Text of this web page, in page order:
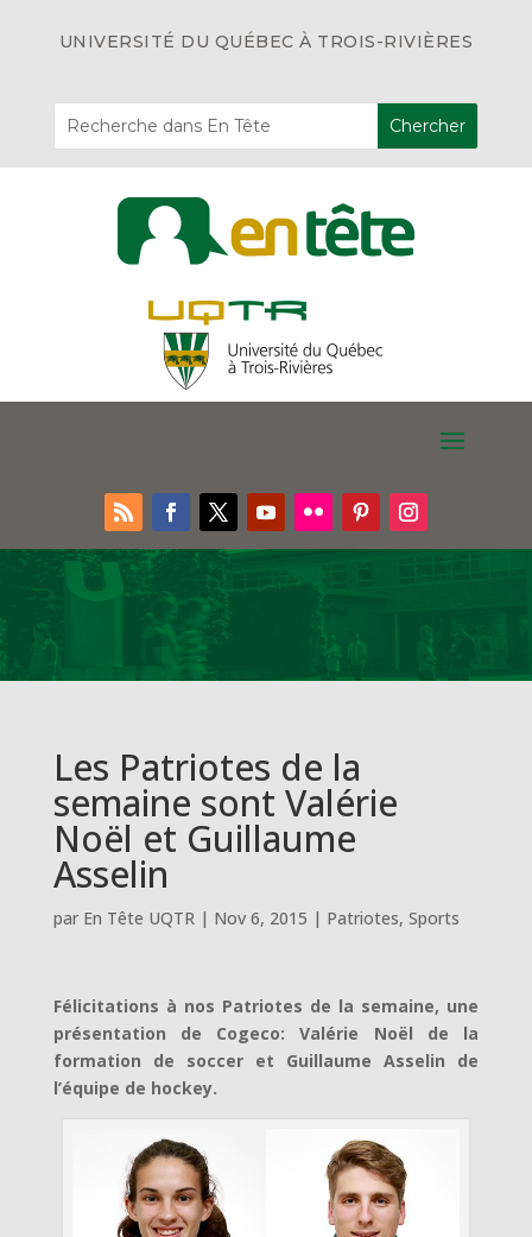
UNIVERSITÉ DU QUÉBEC À TROIS-RIVIÈRES
Les Patriotes de la
semaine sont Valérie
Noël et Guillaume
Asselin
par En Tête UQTR| Nov 6, 2015 | Patriotes, Sports
Félicitations à nos Patriotes de la semaine, une
présentation de Cogeco: Valérie Noël de la
formation de soccer et Guillaume Asselin de
l’équipe de hockey.